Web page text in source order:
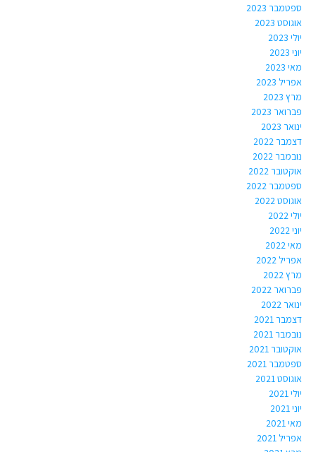
ספטמבר 2023
אוגוסט 2023
יולי 2023
יוני 2023
מאי 2023
אפריל 2023
מרץ 2023
פברואר 2023
ינואר 2023
דצמבר 2022
נובמבר 2022
אוקטובר 2022
ספטמבר 2022
אוגוסט 2022
יולי 2022
יוני 2022
מאי 2022
אפריל 2022
מרץ 2022
פברואר 2022
ינואר 2022
דצמבר 2021
נובמבר 2021
אוקטובר 2021
ספטמבר 2021
אוגוסט 2021
יולי 2021
יוני 2021
מאי 2021
אפריל 2021